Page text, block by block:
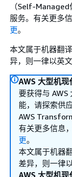
（Self-
服务。有关更多
更。
本文属于机器翻
异，则一律以英文
AWS 大型机
要获得与 AWS
能，请探索供
AWS
有关更多信息
更。
本文属于机器
差异，则一律
AWS 大型机现